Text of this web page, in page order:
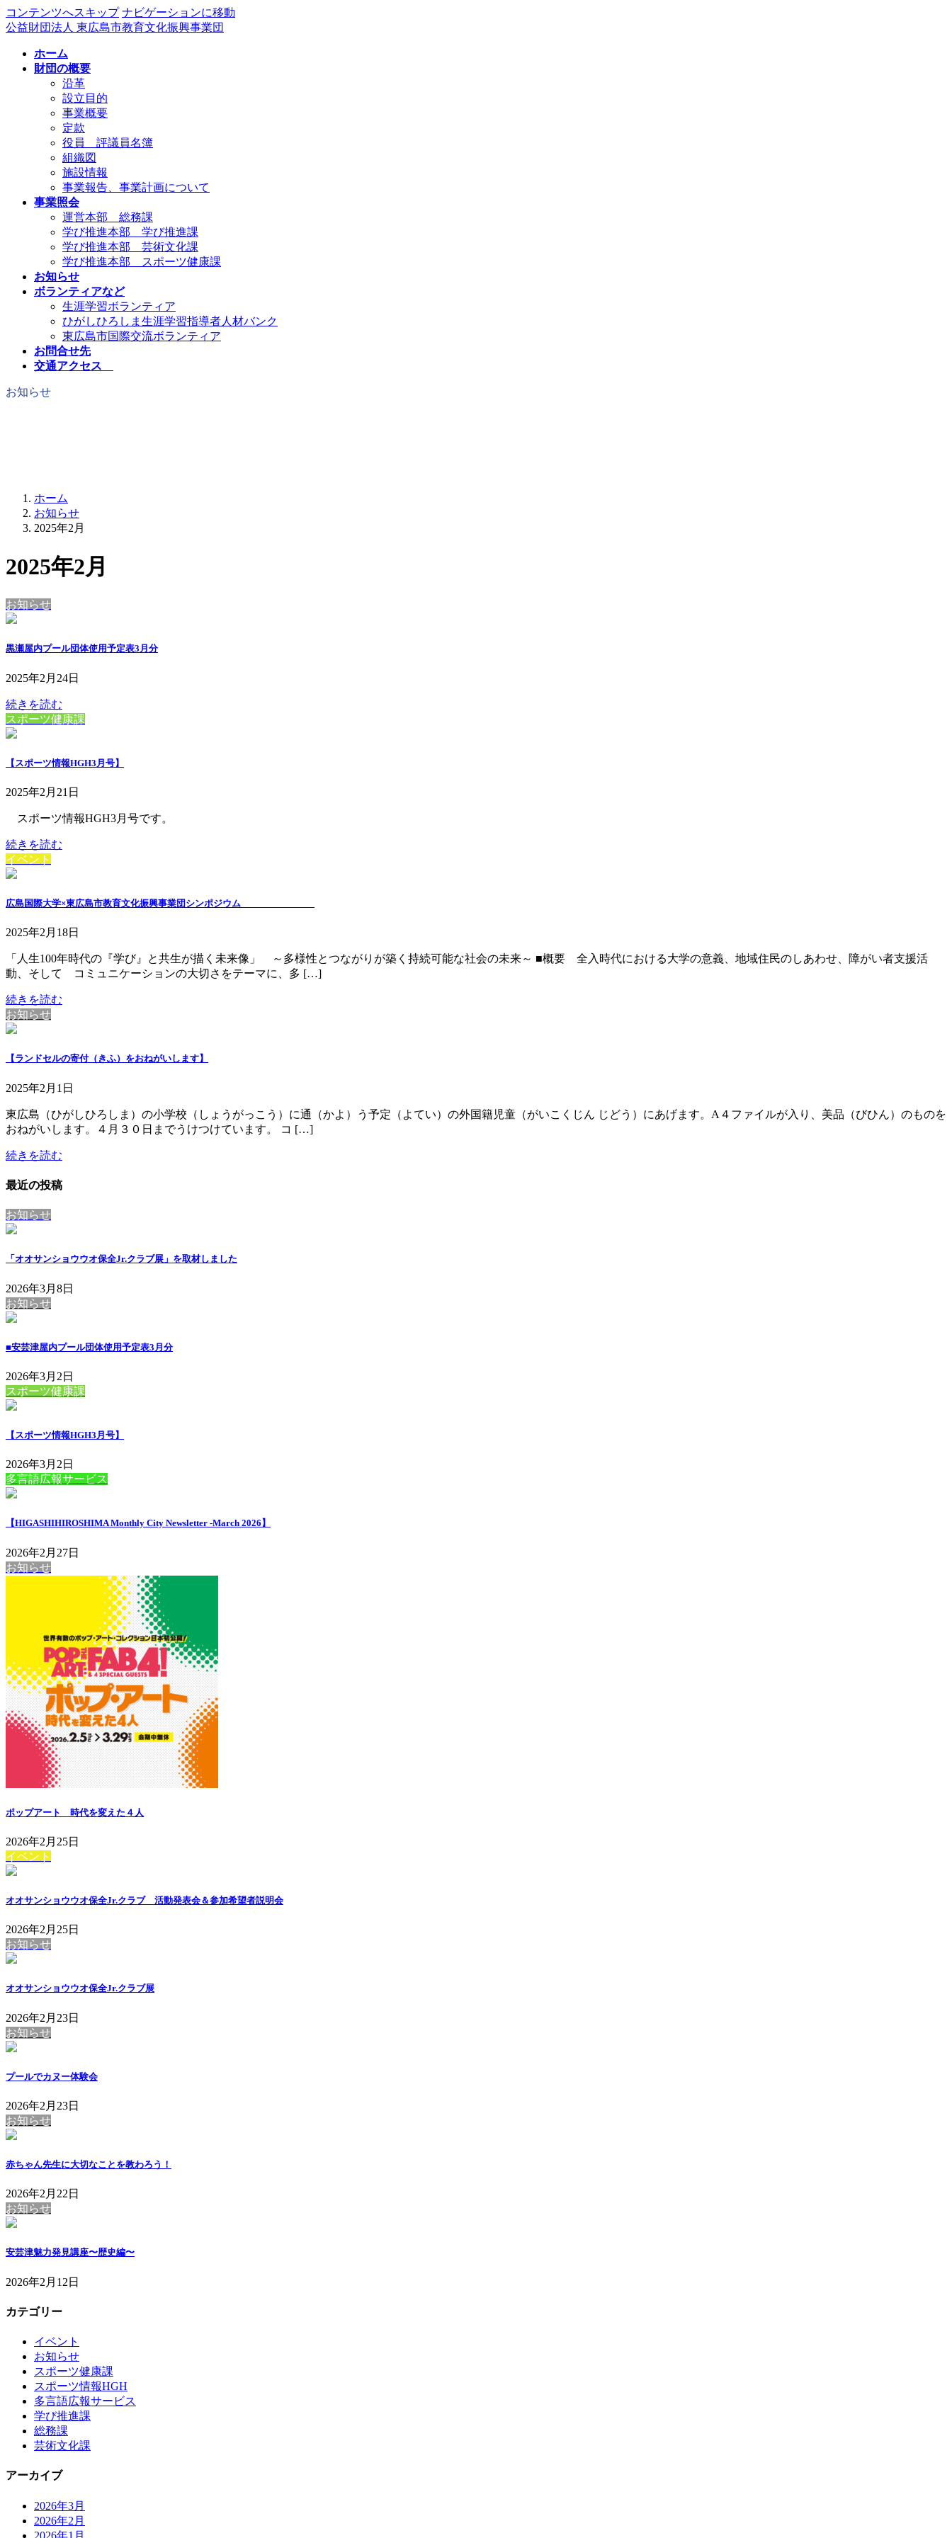
コンテンツへスキップ ナビゲーションに移動
公益財団法人 東広島市教育文化振興事業団
ホーム
財団の概要
沿革
設立目的
事業概要
定款
役員 評議員名簿
組織図
施設情報
事業報告、事業計画について
事業照会
運営本部 総務課
学び推進本部 学び推進課
学び推進本部 芸術文化課
学び推進本部 スポーツ健康課
お知らせ
ボランティアなど
生涯学習ボランティア
ひがしひろしま生涯学習指導者人材バンク
東広島市国際交流ボランティア
お問合せ先
交通アクセス
お知らせ
ホーム
お知らせ
2025年2月
2025年2月
お知らせ
黒瀬屋内プール団体使用予定表3月分
2025年2月24日
続きを読む
スポーツ健康課
【スポーツ情報HGH3月号】
2025年2月21日
スポーツ情報HGH3月号です。
続きを読む
イベント
広島国際大学×東広島市教育文化振興事業団シンポジウム
2025年2月18日
「人生100年時代の『学び』と共生が描く未来像」 ～多様性とつながりが築く持続可能な社会の未来～ ■概要 全入時代における大学の意義、地域住民のしあわせ、障がい者支援活
動、そして コミュニケーションの大切さをテーマに、多 […]
続きを読む
お知らせ
【ランドセルの寄付（きふ）をおねがいします】
2025年2月1日
東広島（ひがしひろしま）の小学校（しょうがっこう）に通（かよ）う予定（よてい）の外国籍児童（がいこくじん じどう）にあげます。A４ファイルが入り、美品（びひん）のものを
おねがいします。４月３０日までうけつけています。 コ […]
続きを読む
最近の投稿
お知らせ
「オオサンショウウオ保全Jr.クラブ展」を取材しました
2026年3月8日
お知らせ
■安芸津屋内プール団体使用予定表3月分
2026年3月2日
スポーツ健康課
【スポーツ情報HGH3月号】
2026年3月2日
多言語広報サービス
【HIGASHIHIROSHIMA Monthly City Newsletter -March 2026】
2026年2月27日
お知らせ
ポップアート 時代を変えた４人
2026年2月25日
イベント
オオサンショウウオ保全Jr.クラブ 活動発表会＆参加希望者説明会
2026年2月25日
お知らせ
オオサンショウウオ保全Jr.クラブ展
2026年2月23日
お知らせ
プールでカヌー体験会
2026年2月23日
お知らせ
赤ちゃん先生に大切なことを教わろう！
2026年2月22日
お知らせ
安芸津魅力発見講座〜歴史編〜
2026年2月12日
カテゴリー
イベント
お知らせ
スポーツ健康課
スポーツ情報HGH
多言語広報サービス
学び推進課
総務課
芸術文化課
アーカイブ
2026年3月
2026年2月
2026年1月